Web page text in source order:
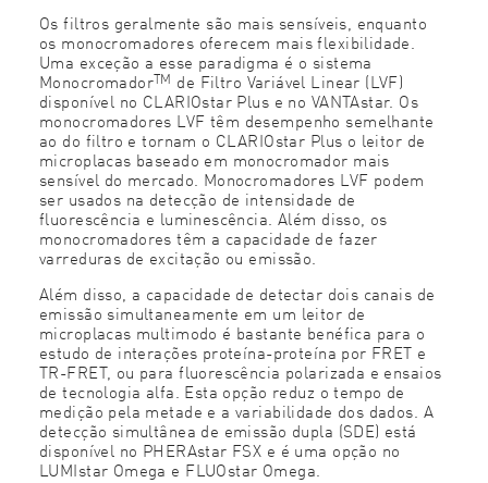
Os filtros geralmente são mais sensíveis, enquanto
os monocromadores oferecem mais flexibilidade.
Uma exceção a esse paradigma é o sistema
MonocromadorTM de Filtro Variável Linear (LVF)
disponível no CLARIOstar Plus e no VANTAstar. Os
monocromadores LVF têm desempenho semelhante
ao do filtro e tornam o CLARIOstar Plus o leitor de
microplacas baseado em monocromador mais
sensível do mercado. Monocromadores LVF podem
ser usados na detecção de intensidade de
fluorescência e luminescência. Além disso, os
monocromadores têm a capacidade de fazer
varreduras de excitação ou emissão.
Além disso, a capacidade de detectar dois canais de
emissão simultaneamente em um leitor de
microplacas multimodo é bastante benéfica para o
estudo de interações proteína-proteína por FRET e
TR-FRET, ou para fluorescência polarizada e ensaios
de tecnologia alfa. Esta opção reduz o tempo de
medição pela metade e a variabilidade dos dados. A
detecção simultânea de emissão dupla (SDE) está
disponível no PHERAstar FSX e é uma opção no
LUMIstar Omega e FLUOstar Omega.